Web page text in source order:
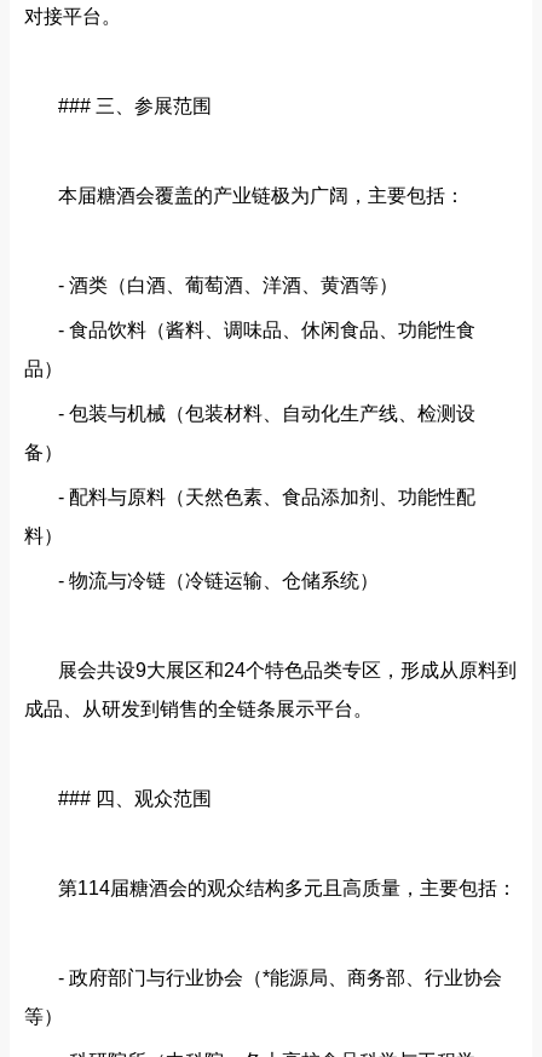
对接平台。
### 三、参展范围
本届糖酒会覆盖的产业链极为广阔，主要包括：
- 酒类（白酒、葡萄酒、洋酒、黄酒等）
- 食品饮料（酱料、调味品、休闲食品、功能性食
品）
- 包装与机械（包装材料、自动化生产线、检测设
备）
- 配料与原料（天然色素、食品添加剂、功能性配
料）
- 物流与冷链（冷链运输、仓储系统）
展会共设9大展区和24个特色品类专区，形成从原料到
成品、从研发到销售的全链条展示平台。
### 四、观众范围
第114届糖酒会的观众结构多元且高质量，主要包括：
- 政府部门与行业协会（*能源局、商务部、行业协会
等）